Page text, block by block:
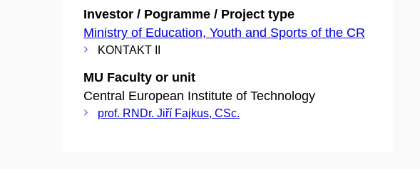
Investor / Pogramme / Project type
Ministry of Education, Youth and Sports of the CR
KONTAKT II
MU Faculty or unit
Central European Institute of Technology
prof. RNDr. Jiří Fajkus, CSc.